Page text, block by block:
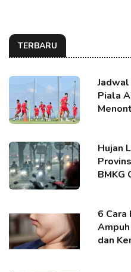
TERBARU
Piala
Hujan
BMKG
6 Cara
dan